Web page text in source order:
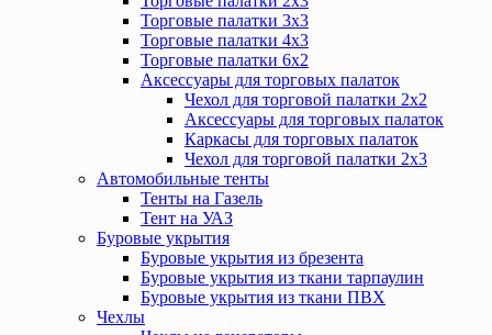
Торговые палатки 3х3
Торговые палатки 4х3
Торговые палатки 6х2
Аксессуары для торговых палаток
Чехол для торговой палатки 2х2
Аксессуары для торговых палаток
Каркасы для торговых палаток
Чехол для торговой палатки 2х3
Автомобильные тенты
Тенты на Газель
Тент на УАЗ
Буровые укрытия
Буровые укрытия из брезента
Буровые укрытия из ткани тарпаулин
Буровые укрытия из ткани ПВХ
Чехлы